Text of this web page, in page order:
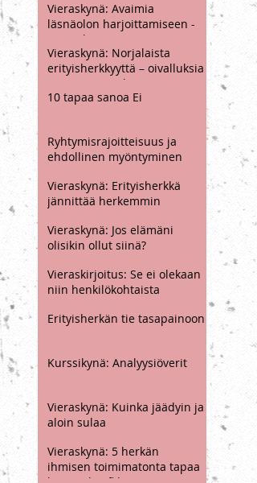
Vieraskynä: Avaimia
läsnäolon harjoittamiseen -
ja sen haasteisiin, osa 2 / 2
Vieraskynä: Avaimia
läsnäolon harjoittamiseen -
ja sen haasteisiin, osa I / 2
Vieraskynä: Norjalaista
oman itsensä löytämisen
polulle
10 tapaa sanoa Ei
Ryhtymisrajoitteisuus ja
ehdollinen myöntyminen
Vieraskynä: Erityisherkkä
jännittää herkemmin
Vieraskynä: Jos elämäni
olisikin ollut siinä?
Vieraskirjoitus: Se ei olekaan
Erityisherkän tie tasapainoon
Kurssikynä: Analyysiöverit
Vieraskynä: Kuinka jäädyin ja
aloin sulaa